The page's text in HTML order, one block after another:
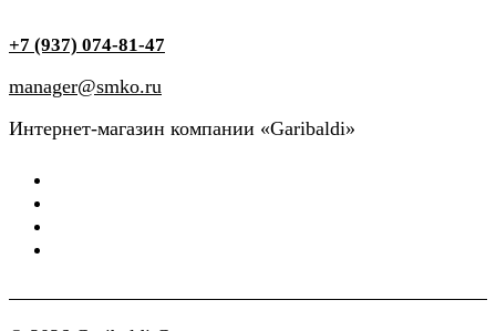
+7 (937) 074-81-47
manager@smko.ru
Интернет-магазин компании «Garibaldi»